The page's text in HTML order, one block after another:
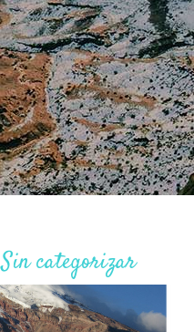
Sin categorizar